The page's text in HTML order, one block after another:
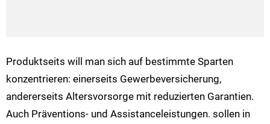
Produktseits will man sich auf bestimmte Sparten
konzentrieren: einerseits Gewerbeversicherung,
andererseits Altersvorsorge mit reduzierten Garantien.
Auch Präventions- und Assistanceleistungen. sollen in